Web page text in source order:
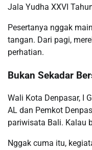
Jala Yudha XXVI
Pesertanya nggak
tangan. Dari pagi,
perhatian.
Bukan Sekadar
Wali Kota Denpasar, I
AL dan Pemkot
pariwisata Bali. Kalau
Nggak cuma itu,